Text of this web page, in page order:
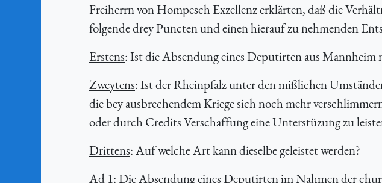
Freiherrn von Hompesch Exzellenz erklärten, daß die
folgende drey Puncten und einen hierauf zu nehmenden
Erstens: Ist die Absendung eines Deputirten aus
Zweytens: Ist der Rheinpfalz unter den mißlichen
die bey ausbrechendem Kriege sich noch mehr
oder durch Credits Verschaffung eine Unterstüzung zu
Drittens: Auf welche Art kann dieselbe geleistet werden?
Ad 1: Die Absendung eines Deputirten im Nahmen der